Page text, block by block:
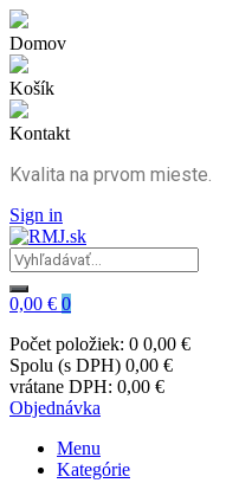
Domov
Košík
Kontakt
Kvalita na prvom mieste.
Sign in
0,00 € 0
Počet položiek: 0 0,00 €
Spolu (s DPH) 0,00 €
vrátane DPH: 0,00 €
Objednávka
Menu
Kategórie